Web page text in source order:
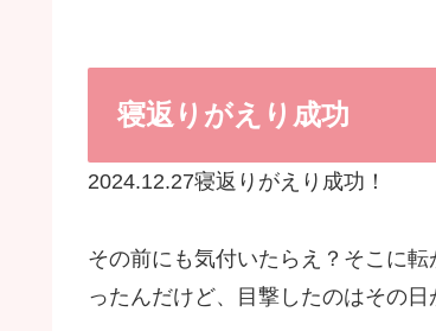
寝返りがえり成功
2024.12.27寝返りがえり成功！
その前にも気付いたらえ？そこに
ったんだけど、目撃したのはその日